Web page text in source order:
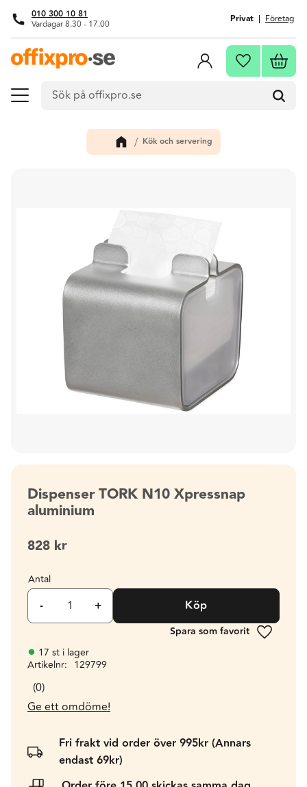
Meny
010 300 10 81
Vardagar 8.30 - 17.00 Privat Företag
Favoriter
Kök och servering
Dispenser TORK N10 Xpressnap
aluminium
828 kr
Antal
+
- Köp
Lägg till
17 st i lager
Artikelnr
129799
0
Ge ett omdöme!
Fri frakt vid order över 995kr (Annars
endast 69kr)